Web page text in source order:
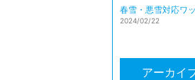
春雪・悪雪対応ワ
2024/02/22
アーカイ